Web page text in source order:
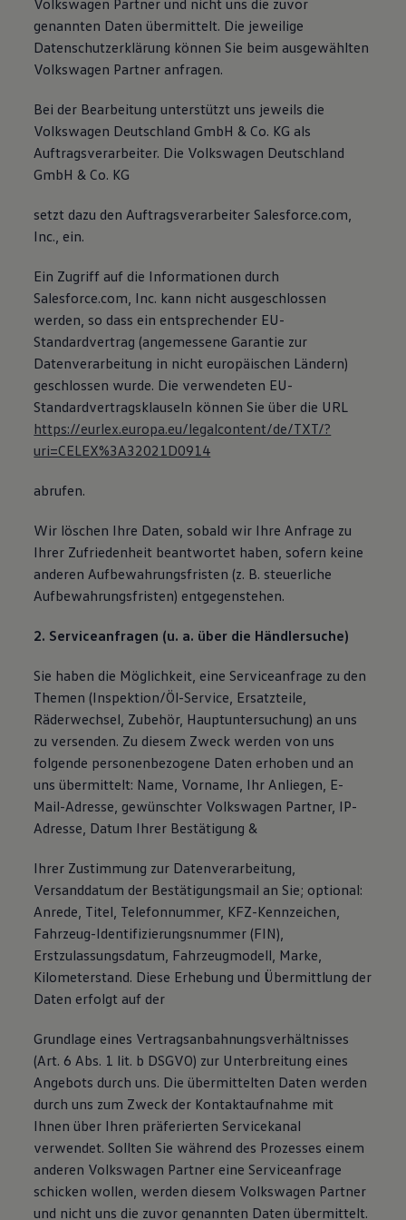
75 Jahre Bulli Jubiläum
Bulli Magazin
Fahrzeugabholung ab Werk
Volkswagen Partner und nicht uns die zuvor
genannten Daten übermittelt. Die jeweilige
Datenschutzerklärung können Sie beim ausgewählten
Volkswagen Partner anfragen.
Bei der Bearbeitung unterstützt uns jeweils die
Volkswagen Deutschland GmbH & Co. KG als
Auftragsverarbeiter. Die Volkswagen Deutschland
GmbH & Co. KG
setzt dazu den Auftragsverarbeiter Salesforce.com,
Inc., ein.
Ein Zugriff auf die Informationen durch
Salesforce.com, Inc. kann nicht ausgeschlossen
werden, so dass ein entsprechender EU-
Standardvertrag (angemessene Garantie zur
Datenverarbeitung in nicht europäischen Ländern)
geschlossen wurde. Die verwendeten EU-
Standardvertragsklauseln können Sie über die URL
https://eurlex.europa.eu/legalcontent/de/TXT/?
uri=CELEX%3A32021D0914
abrufen.
Wir löschen Ihre Daten, sobald wir Ihre Anfrage zu
Ihrer Zufriedenheit beantwortet haben, sofern keine
anderen Aufbewahrungsfristen (z. B. steuerliche
Aufbewahrungsfristen) entgegenstehen.
2. Serviceanfragen (u. a. über die Händlersuche)
Sie haben die Möglichkeit, eine Serviceanfrage zu den
Themen (Inspektion/Öl-Service, Ersatzteile,
Räderwechsel, Zubehör, Hauptuntersuchung) an uns
zu versenden. Zu diesem Zweck werden von uns
folgende personenbezogene Daten erhoben und an
uns übermittelt: Name, Vorname, Ihr Anliegen, E-
Mail-Adresse, gewünschter Volkswagen Partner, IP-
Adresse, Datum Ihrer Bestätigung &
Ihrer Zustimmung zur Datenverarbeitung,
Versanddatum der Bestätigungsmail an Sie; optional:
Anrede, Titel, Telefonnummer, KFZ-Kennzeichen,
Fahrzeug-Identifizierungsnummer (FIN),
Erstzulassungsdatum, Fahrzeugmodell, Marke,
Kilometerstand. Diese Erhebung und Übermittlung der
Daten erfolgt auf der
Grundlage eines Vertragsanbahnungsverhältnisses
(Art. 6 Abs. 1 lit. b DSGVO) zur Unterbreitung eines
Angebots durch uns. Die übermittelten Daten werden
durch uns zum Zweck der Kontaktaufnahme mit
Ihnen über Ihren präferierten Servicekanal
verwendet. Sollten Sie während des Prozesses einem
anderen Volkswagen Partner eine Serviceanfrage
schicken wollen, werden diesem Volkswagen Partner
und nicht uns die zuvor genannten Daten übermittelt.